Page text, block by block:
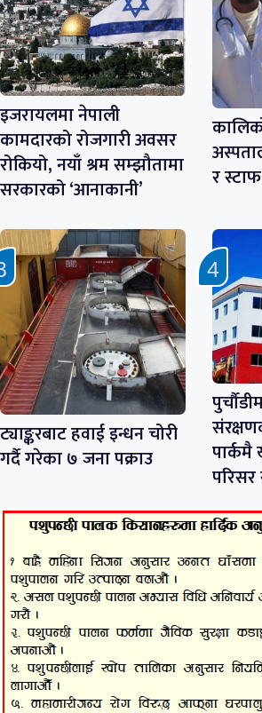
इजरायलमा नेपाली
कामदारको रोजगारी अवसर
रोकियो, नयाँ श्रम सम्झौतामा
सरकारको ‘आनाकानी’
र
ट्याङ्करबाट हवाई इन्धन चोरी
गर्दै गरेका ७ जना पक्राउ
पार्कमै